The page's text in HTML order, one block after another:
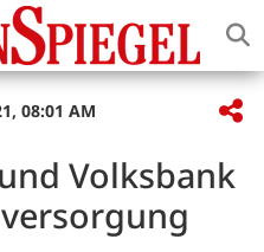
08:01 AM
Volksbank